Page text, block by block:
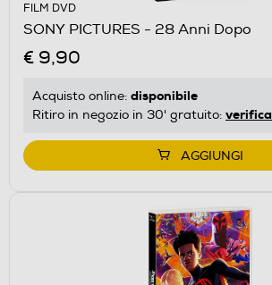
FILM DVD
SONY PICTURES - 28 Anni Dopo
€ 9,90
Acquisto online: disponibile
Ritiro in negozio in 30' gratuito: verifica
AGGIUNGI